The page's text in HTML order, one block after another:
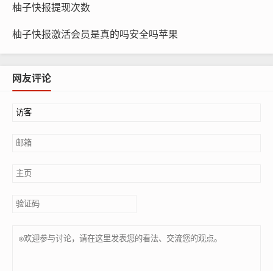
柚子快报提现次数
柚子快报激活会员是真的吗安全吗苹果
网友评论